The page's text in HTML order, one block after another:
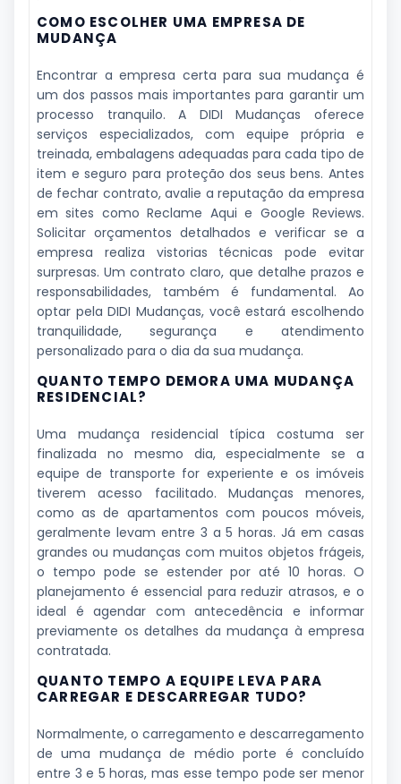
COMO ESCOLHER UMA EMPRESA DE
MUDANÇA
Encontrar a empresa certa para sua mudança é
um dos passos mais importantes para garantir um
processo tranquilo. A DIDI Mudanças oferece
serviços especializados, com equipe própria e
treinada, embalagens adequadas para cada tipo de
item e seguro para proteção dos seus bens. Antes
de fechar contrato, avalie a reputação da empresa
em sites como Reclame Aqui e Google Reviews.
Solicitar orçamentos detalhados e verificar se a
empresa realiza vistorias técnicas pode evitar
surpresas. Um contrato claro, que detalhe prazos e
responsabilidades, também é fundamental. Ao
optar pela DIDI Mudanças, você estará escolhendo
tranquilidade, segurança e atendimento
personalizado para o dia da sua mudança.
QUANTO TEMPO DEMORA UMA MUDANÇA
RESIDENCIAL?
Uma mudança residencial típica costuma ser
finalizada no mesmo dia, especialmente se a
equipe de transporte for experiente e os imóveis
tiverem acesso facilitado. Mudanças menores,
como as de apartamentos com poucos móveis,
geralmente levam entre 3 a 5 horas. Já em casas
grandes ou mudanças com muitos objetos frágeis,
o tempo pode se estender por até 10 horas. O
planejamento é essencial para reduzir atrasos, e o
ideal é agendar com antecedência e informar
previamente os detalhes da mudança à empresa
contratada.
QUANTO TEMPO A EQUIPE LEVA PARA
CARREGAR E DESCARREGAR TUDO?
Normalmente, o carregamento e descarregamento
de uma mudança de médio porte é concluído
entre 3 e 5 horas, mas esse tempo pode ser menor